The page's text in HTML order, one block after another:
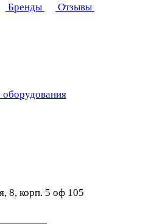
Бренды
Отзывы
оборудования
8, корп. 5 оф 105